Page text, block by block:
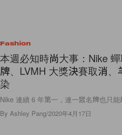
Fashion
本週必知時尚大事：Nike
牌、LVMH 大獎決賽取消
染
Nike 連續 6 年第一，連一眾名牌也只能
By Ashley Pang/2020年4月17日